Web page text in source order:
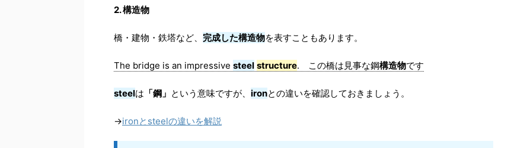
2. 構造物
橋・建物・鉄塔など、 完成した構造物を表すこともあります。
The bridge is an impressive steel structure. この橋は見事な鋼構造物です
steelは 「鋼」 という意味ですが、 ironとの違いを確認しておきましょう。
→ironとsteelの違いを解説